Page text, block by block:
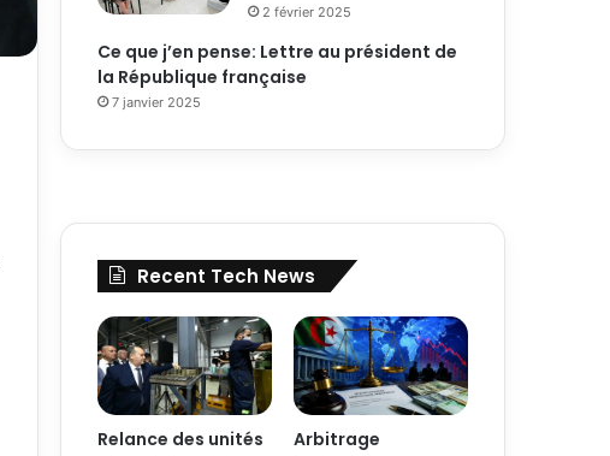
2 février 2025
Ce que j’en pense: Lettre au président de
la République française
7 janvier 2025
Recent Tech News
Relance des unités
Arbitrage